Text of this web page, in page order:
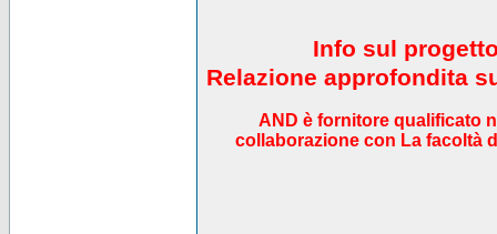
Info sul
Relazione approfondita
AND è fornitore qualificato
collaborazione con La facoltà